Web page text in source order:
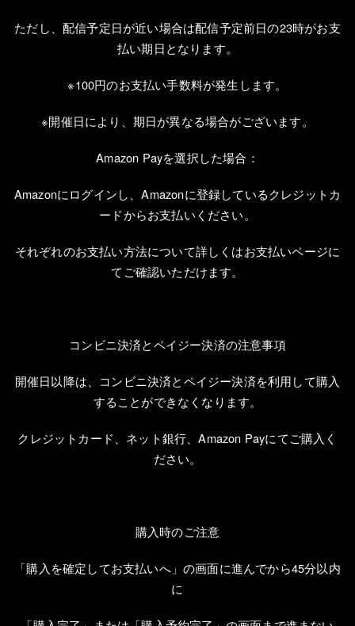
ただし、配信予定日が近い場合は配信予定前日の23時がお支
払い期日となります。
※100円のお支払い手数料が発生します。
※開催日により、期日が異なる場合がございます。
Amazon Payを選択した場合：
Amazonにログインし、Amazonに登録しているクレジットカ
ードからお支払いください。
それぞれのお支払い方法について詳しくはお支払いページに
てご確認いただけます。
コンビニ決済とペイジー決済の注意事項
開催日以降は、コンビニ決済とペイジー決済を利用して購入
することができなくなります。
クレジットカード、ネット銀行、Amazon Payにてご購入く
ださい。
購入時のご注意
「購入を確定してお支払いへ」の画面に進んでから45分以内
に